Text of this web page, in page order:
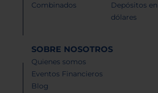
Combinados
Depósitos en
dólares
SOBRE NOSOTROS
Quienes somos
Eventos Financieros
Blog